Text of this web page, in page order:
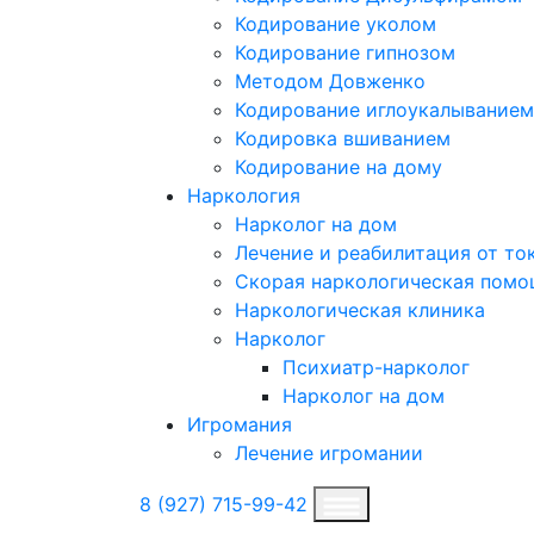
Кодирование уколом
Кодирование гипнозом
Методом Довженко
Кодирование иглоукалыванием
Кодировка вшиванием
Кодирование на дому
Наркология
Нарколог на дом
Лечение и реабилитация от
Скорая наркологическая
Наркологическая клиника
Нарколог
Психиатр-нарколог
Нарколог на дом
Игромания
Лечение игромании
8 (927) 715-99-42